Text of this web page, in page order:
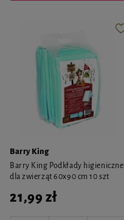
Barry King
Barry King Podkłady higieniczne
dla zwierząt 60x90 cm 10 szt
21,99 zł